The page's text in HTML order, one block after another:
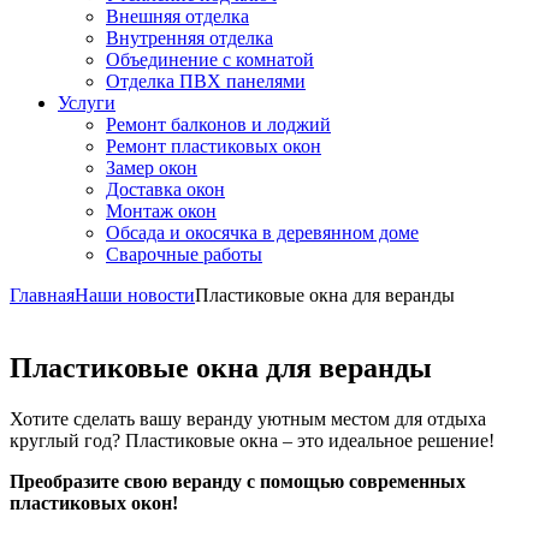
Внешняя отделка
Внутренняя отделка
Объединение с комнатой
Отделка ПВХ панелями
Услуги
Ремонт балконов и лоджий
Ремонт пластиковых окон
Замер окон
Доставка окон
Монтаж окон
Обсада и окосячка в деревянном доме
Сварочные работы
ГлавнаяНаши новостиПластиковые окна для веранды
Пластиковые окна для веранды
Хотите сделать вашу веранду уютным местом для отдыха
круглый год? Пластиковые окна – это идеальное решение!
Преобразите свою веранду с помощью современных
пластиковых окон!